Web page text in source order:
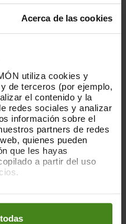
Acerca de las cookies
utiliza cookies y
de terceros (por ejemplo,
el contenido y la
redes sociales y analizar
información sobre el
partners de redes
quienes pueden
que les hayas
a partir del uso
Política de Cookieso
món sense
la primera edició,
s'ha
les principals cites
equips del país.
de 35.000
del repte,
i
d'euros.
Oxfam
de vida de
a comunitats